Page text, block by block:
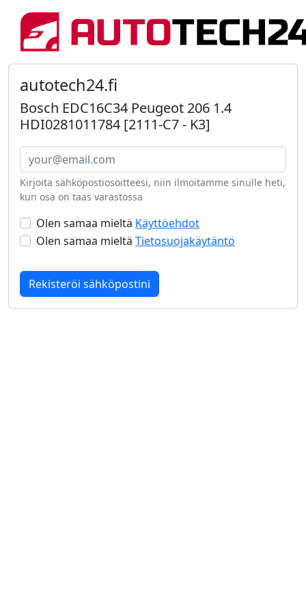
autotech24.fi
Bosch EDC16C34 Peugeot 206 1.4
HDI0281011784 [2111-C7 - K3]
Kirjoita sähköpostiosoitteesi, niin ilmoitamme sinulle heti,
kun osa on taas varastossa
Olen samaa mieltä Käyttöehdot
Olen samaa mieltä Tietosuojakäytäntö
Rekisteröi sähköpostini